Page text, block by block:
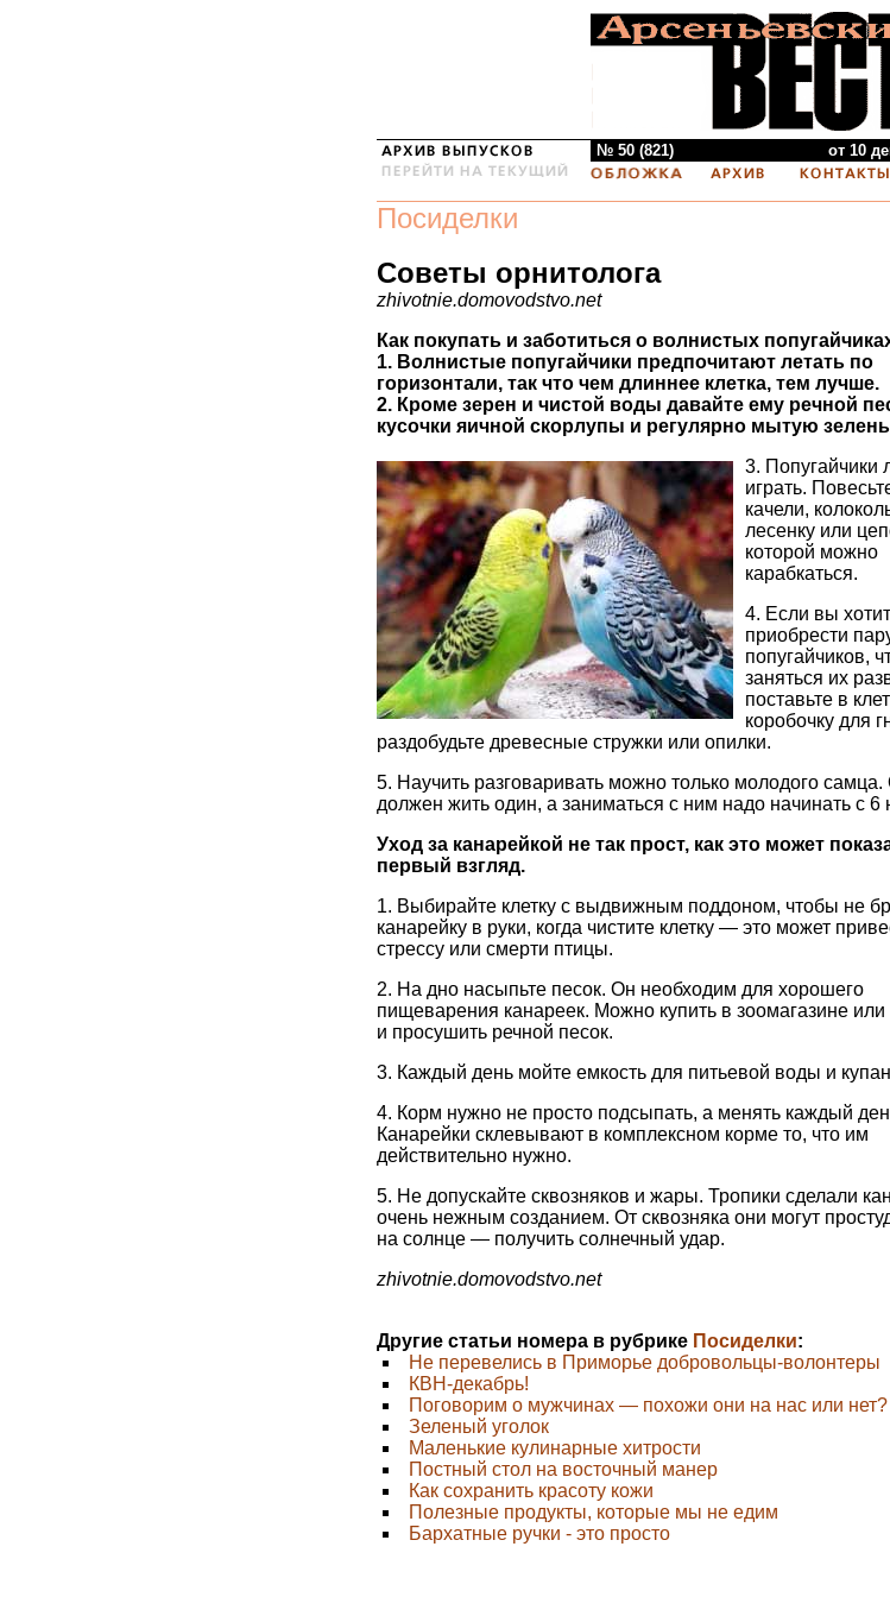
№ 50 (821) от 10
Посиделки
Советы орнитолога
zhivotnie.domovodstvo.net
Как покупать и заботиться о волнистых
1. Волнистые попугайчики предпочитают летать по
горизонтали, так что чем длиннее клетка, тем лучше.
2. Кроме зерен и чистой воды давайте ему речной
кусочки яичной скорлупы и регулярно мытую
3. Попугайчики
играть.
качели,
лесенку или
которой можно
карабкаться.
4. Если вы
приобрести
попугайчиков,
заняться их
поставьте в
коробочку для
раздобудьте древесные стружки или опилки.
5. Научить разговаривать можно только молодого самца.
должен жить один, а заниматься с ним надо начинать с 6
Уход за канарейкой не так прост, как это может
первый взгляд.
1. Выбирайте клетку с выдвижным поддоном, чтобы не
канарейку в руки, когда чистите клетку — это может
стрессу или смерти птицы.
2. На дно насыпьте песок. Он необходим для хорошего
пищеварения канареек. Можно купить в зоомагазине
и просушить речной песок.
3. Каждый день мойте емкость для питьевой воды и
4. Корм нужно не просто подсыпать, а менять каждый
Канарейки склевывают в комплексном корме то, что им
действительно нужно.
5. Не допускайте сквозняков и жары. Тропики сделали
очень нежным созданием. От сквозняка они могут
на солнце — получить солнечный удар.
zhivotnie.domovodstvo.net
Другие статьи номера в рубрике Посиделки:
Не перевелись в Приморье добровольцы-волонтеры
КВН-декабрь!
Поговорим о мужчинах — похожи они на нас или нет?
Зеленый уголок
Маленькие кулинарные хитрости
Постный стол на восточный манер
Как сохранить красоту кожи
Полезные продукты, которые мы не едим
Бархатные ручки - это просто